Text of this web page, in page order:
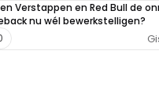
Verstappen en Red Bull de
nu wél bewerkstelligen?